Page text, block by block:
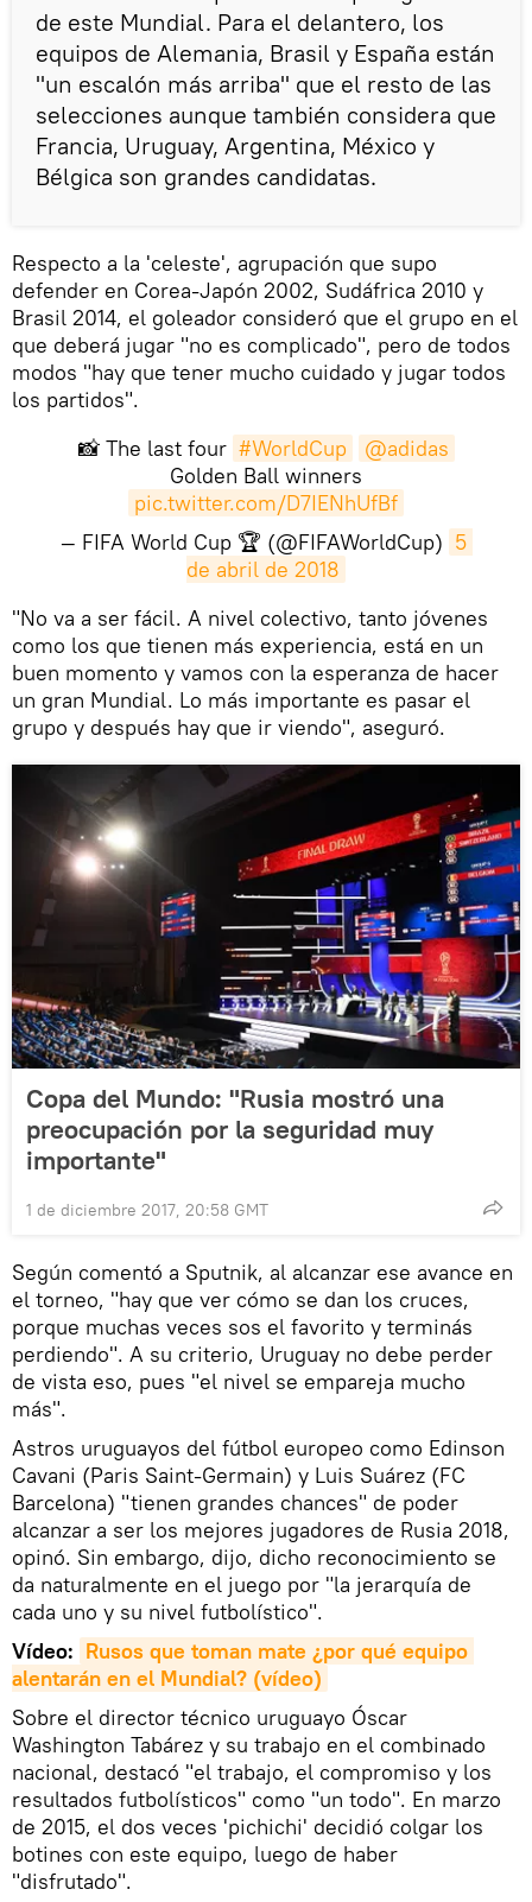
de este Mundial. Para el delantero, los
equipos de Alemania, Brasil y España están
"un escalón más arriba" que el resto de las
selecciones aunque también considera que
Francia, Uruguay, Argentina, México y
Bélgica son grandes candidatas.
Respecto a la 'celeste', agrupación que supo
defender en Corea-Japón 2002, Sudáfrica 2010 y
Brasil 2014, el goleador consideró que el grupo en el
que deberá jugar "no es complicado", pero de todos
modos "hay que tener mucho cuidado y jugar todos
los partidos".
📸 The last four #WorldCup
@adidas
Golden Ball winners
pic.twitter.com/D7IENhUfBf
— FIFA World Cup 🏆 (@FIFAWorldCup) 5
de abril de 2018
"No va a ser fácil. A nivel colectivo, tanto jóvenes
como los que tienen más experiencia, está en un
buen momento y vamos con la esperanza de hacer
un gran Mundial. Lo más importante es pasar el
grupo y después hay que ir viendo", aseguró.
Copa del Mundo: "Rusia mostró una
preocupación por la seguridad muy
importante"
1 de diciembre 2017, 20:58 GMT
Según comentó a Sputnik, al alcanzar ese avance en
el torneo, "hay que ver cómo se dan los cruces,
porque muchas veces sos el favorito y terminás
perdiendo". A su criterio, Uruguay no debe perder
de vista eso, pues "el nivel se empareja mucho
más".
Astros uruguayos del fútbol europeo como Edinson
Cavani (Paris Saint-Germain) y Luis Suárez (FC
Barcelona) "tienen grandes chances" de poder
alcanzar a ser los mejores jugadores de Rusia 2018,
opinó. Sin embargo, dijo, dicho reconocimiento se
da naturalmente en el juego por "la jerarquía de
cada uno y su nivel futbolístico".
Vídeo: Rusos que toman mate ¿por qué equipo
alentarán en el Mundial? (vídeo)
Sobre el director técnico uruguayo Óscar
Washington Tabárez y su trabajo en el combinado
nacional, destacó "el trabajo, el compromiso y los
resultados futbolísticos" como "un todo". En marzo
de 2015, el dos veces 'pichichi' decidió colgar los
botines con este equipo, luego de haber
"disfrutado".